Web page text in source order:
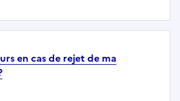
en cas de rejet de ma